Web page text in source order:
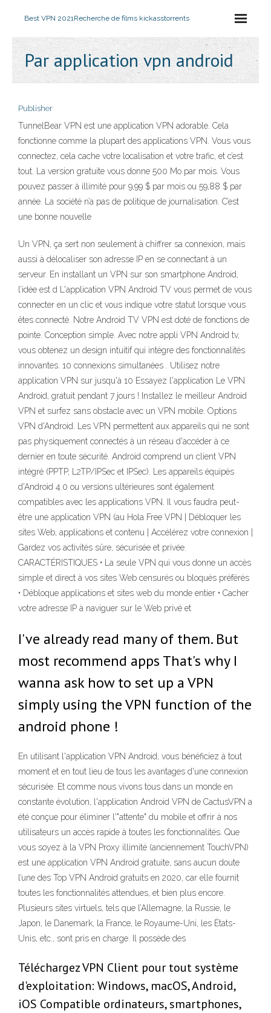
Best VPN 2021Recherche de films kickasstorrents
Par application vpn android
Publisher
TunnelBear VPN est une application VPN adorable. Cela
fonctionne comme la plupart des applications VPN. Vous vous
connectez, cela cache votre localisation et votre trafic, et c’est
tout. La version gratuite vous donne 500 Mo par mois. Vous
pouvez passer à illimité pour 9,99 $ par mois ou 59,88 $ par
année. La société n’a pas de politique de journalisation. C’est
une bonne nouvelle
Un VPN, ça sert non seulement à chiffrer sa connexion, mais
aussi à délocaliser son adresse IP en se connectant à un
serveur. En installant un VPN sur son smartphone Android,
l’idée est d L'application VPN Android TV vous permet de vous
connecter en un clic et vous indique votre statut lorsque vous
êtes connecté. Notre Android TV VPN est doté de fonctions de
pointe. Conception simple. Avec notre appli VPN Android tv,
vous obtenez un design intuitif qui intègre des fonctionnalités
innovantes. 10 connexions simultanées . Utilisez notre
application VPN sur jusqu'à 10 Essayez l'application Le VPN
Android, gratuit pendant 7 jours ! Installez le meilleur Android
VPN et surfez sans obstacle avec un VPN mobile. Options
VPN d'Android. Les VPN permettent aux appareils qui ne sont
pas physiquement connectés à un réseau d'accéder à ce
dernier en toute sécurité. Android comprend un client VPN
intégré (PPTP, L2TP/IPSec et IPSec). Les appareils équipés
d'Android 4.0 ou versions ultérieures sont également
compatibles avec les applications VPN. Il vous faudra peut-
être une application VPN (au Hola Free VPN | Débloquer les
sites Web, applications et contenu | Accélérez votre connexion |
Gardez vos activités sûre, sécurisée et privée.
CARACTÉRISTIQUES • La seule VPN qui vous donne un accès
simple et direct à vos sites Web censurés ou bloqués préférés
• Débloque applications et sites web du monde entier • Cacher
votre adresse IP à naviguer sur le Web privé et
I've already read many of them. But
most recommend apps That's why I
wanna ask how to set up a VPN
simply using the VPN function of the
android phone !
En utilisant l'application VPN Android, vous bénéficiez à tout
moment et en tout lieu de tous les avantages d'une connexion
sécurisée. Et comme nous vivons tous dans un monde en
constante évolution, l'application Android VPN de CactusVPN a
été conçue pour éliminer l'"attente" du mobile et offrir à nos
utilisateurs un accès rapide à toutes les fonctionnalités. Que
vous soyez à la VPN Proxy illimité (anciennement TouchVPN)
est une application VPN Android gratuite, sans aucun doute
l’une des Top VPN Android gratuits en 2020, car elle fournit
toutes les fonctionnalités attendues, et bien plus encore.
Plusieurs sites virtuels, tels que l’Allemagne, la Russie, le
Japon, le Danemark, la France, le Royaume-Uni, les États-
Unis, etc., sont pris en charge. Il possède des
Téléchargez VPN Client pour tout système
d'exploitation: Windows, macOS, Android,
iOS Compatible ordinateurs, smartphones,